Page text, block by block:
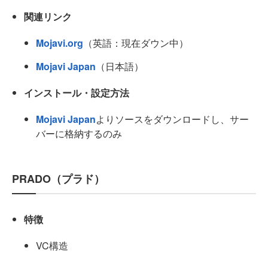
関連リンク
Mojavi.org （英語：現在ダウン中）
Mojavi Japan （日本語）
インストール・設定方法
Mojavi Japanよりソースをダウンロードし、サー
バーに格納するのみ
PRADO（プラド）
特徴
VC構造